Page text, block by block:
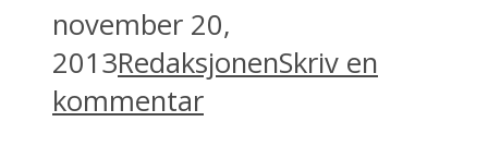
november 20,
2013RedaksjonenSkriv en
kommentar